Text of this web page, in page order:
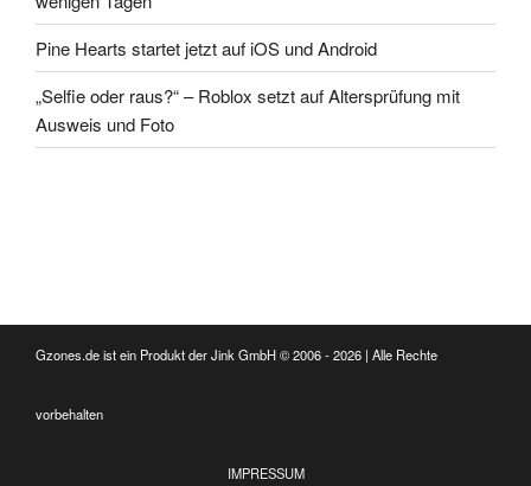
Pine Hearts startet jetzt auf iOS und Android
„Selfie oder raus?“ – Roblox setzt auf Altersprüfung mit
Ausweis und Foto
Gzones.de ist ein Produkt der Jink GmbH © 2006 - 2026 | Alle Rechte
vorbehalten
IMPRESSUM